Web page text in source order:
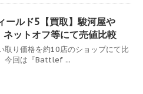
ールド5【買取】駿河屋や
ットオフ等にて売値比較
取り価格を約10店のショップにて比
今回は『Battlef ...